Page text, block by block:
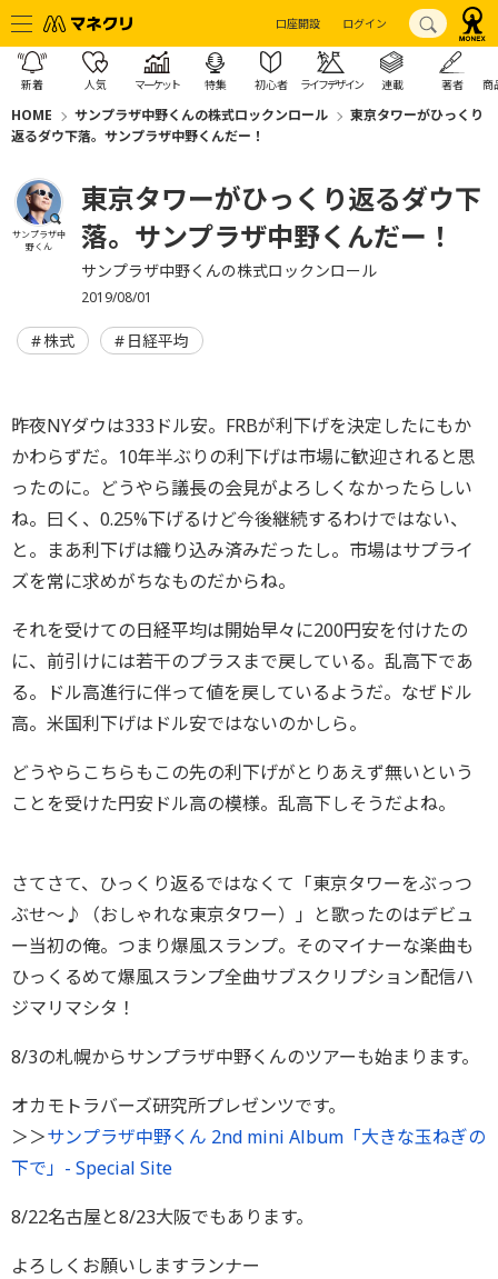
口座開設 ログイン
新着 人気 マーケット 特集 初心者 ライフデザイン 連載 著者 商
HOME サンプラザ中野くんの株式ロックンロール
東京タワーがひっくり
返るダウ下落。サンプラザ中野くんだー！
サンプラザ中
野くん
東京タワーがひっくり返るダウ下
落。サンプラザ中野くんだー！
サンプラザ中野くんの株式ロックンロール
2019/08/01
株式 日経平均
昨夜NYダウは333ドル安。FRBが利下げを決定したにもか
かわらずだ。10年半ぶりの利下げは市場に歓迎されると思
ったのに。どうやら議長の会見がよろしくなかったらしい
ね。曰く、0.25%下げるけど今後継続するわけではない、
と。まあ利下げは織り込み済みだったし。市場はサプライ
ズを常に求めがちなものだからね。
それを受けての日経平均は開始早々に200円安を付けたの
に、前引けには若干のプラスまで戻している。乱高下であ
る。ドル高進行に伴って値を戻しているようだ。なぜドル
高。米国利下げはドル安ではないのかしら。
どうやらこちらもこの先の利下げがとりあえず無いという
ことを受けた円安ドル高の模様。乱高下しそうだよね。
さてさて、ひっくり返るではなくて「東京タワーをぶっつ
ぶせ〜♪（おしゃれな東京タワー）」と歌ったのはデビュ
ー当初の俺。つまり爆風スランプ。そのマイナーな楽曲も
ひっくるめて爆風スランプ全曲サブスクリプション配信ハ
ジマリマシタ！
8/3の札幌からサンプラザ中野くんのツアーも始まります。
オカモトラバーズ研究所プレゼンツです。
＞＞サンプラザ中野くん 2nd mini Album「大きな玉ねぎの
下で」- Special Site
8/22名古屋と8/23大阪でもあります。
よろしくお願いしますランナー